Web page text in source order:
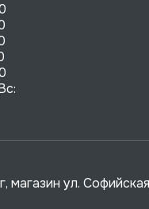
магазин ул.